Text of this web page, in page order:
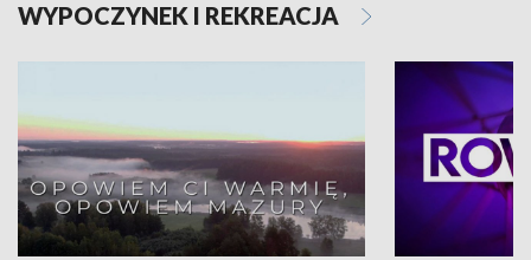
WYPOCZYNEK I REKREACJA